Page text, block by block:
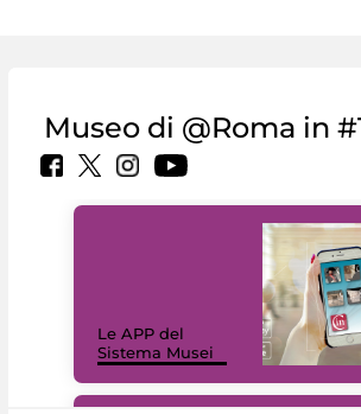
Museo di @Roma in
Le APP del
Sistema Musei